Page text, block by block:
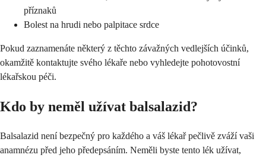
příznaků
Bolest na hrudi nebo palpitace srdce
Pokud zaznamenáte některý z těchto závažných vedlejších účinků,
okamžitě kontaktujte svého lékaře nebo vyhledejte pohotovostní
lékařskou péči.
Kdo by neměl užívat balsalazid?
Balsalazid není bezpečný pro každého a váš lékař pečlivě zváží vaši
anamnézu před jeho předepsáním. Neměli byste tento lék užívat,